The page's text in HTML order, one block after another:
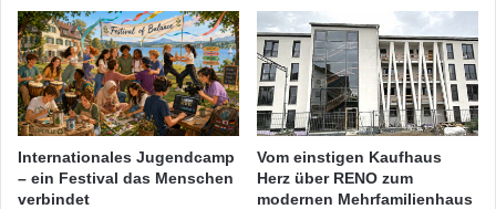
Internationales Jugendcamp
– ein Festival das Menschen
verbindet
Vom einstigen Kaufhaus
Herz über RENO zum
modernen Mehrfamilienhaus